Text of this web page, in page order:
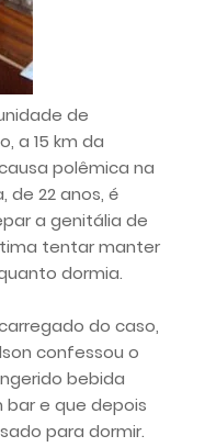
de
a 15 km da
polêmica na
de 22 anos, é
a genitália de
tentar manter
dormia.
do caso,
confessou o
bebida
bar e que depois
para dormir.